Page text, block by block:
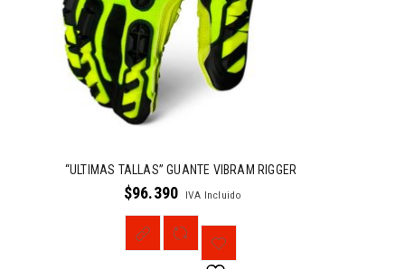
“ULTIMAS TALLAS” GUANTE VIBRAM RIGGER
$96.390 IVA Incluido